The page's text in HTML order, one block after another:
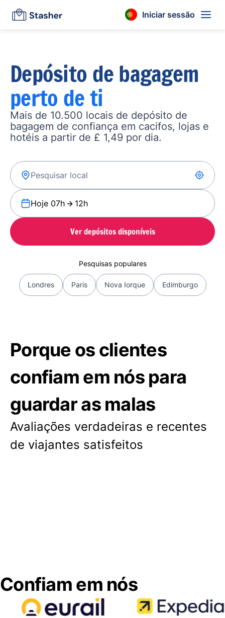
Iniciar sessão
Depósito de bagagem
perto de ti
Mais de 10.500 locais de depósito de
bagagem de confiança em cacifos, lojas e
hotéis a partir de £ 1,49 por dia.
Hoje 07h 12h
Ver depósitos disponíveis
Pesquisas populares
Londres Paris Nova Iorque Edimburgo
Porque os clientes
confiam em nós para
guardar as malas
Avaliações verdadeiras e recentes
de viajantes satisfeitos
Confiam em nós